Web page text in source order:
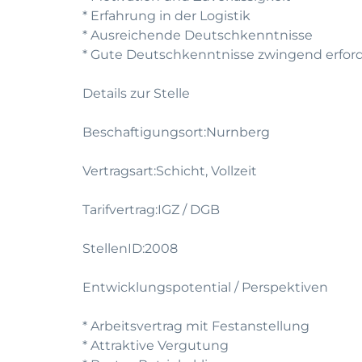
* Erfahrung in der Logistik
* Ausreichende Deutschkenntnisse
* Gute Deutschkenntnisse zwingend
Details zur Stelle
Beschaftigungsort:Nurnberg
Vertragsart:Schicht, Vollzeit
Tarifvertrag:IGZ / DGB
StellenID:2008
Entwicklungspotential / Perspektiven
* Arbeitsvertrag mit Festanstellung
* Attraktive Vergutung